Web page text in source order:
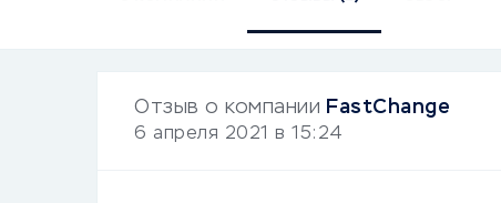
Отзыв о компании FastChange
6 апреля 2021 в 15:24